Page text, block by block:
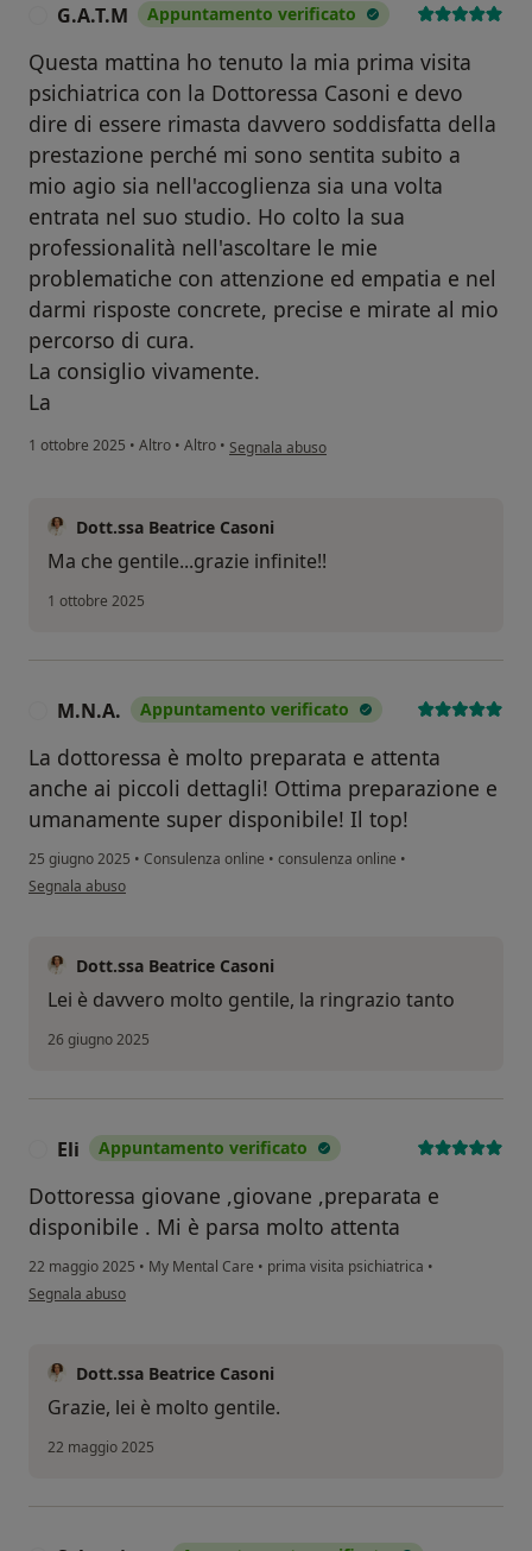
G.A.T.M Appuntamento verificato
Questa mattina ho tenuto la mia prima visita
psichiatrica con la Dottoressa Casoni e devo
dire di essere rimasta davvero soddisfatta della
prestazione perché mi sono sentita subito a
mio agio sia nell'accoglienza sia una volta
entrata nel suo studio. Ho colto la sua
professionalità nell'ascoltare le mie
problematiche con attenzione ed empatia e nel
darmi risposte concrete, precise e mirate al mio
percorso di cura.
La consiglio vivamente.
La
1 ottobre 2025 • Altro • Altro • secondo l'opinione dell'utente G.A.T.M
Segnala abuso
Dott.ssa Beatrice Casoni
Ma che gentile...grazie infinite!!
1 ottobre 2025
M.N.A. Appuntamento verificato
La dottoressa è molto preparata e attenta
anche ai piccoli dettagli! Ottima preparazione e
umanamente super disponibile! Il top!
25 giugno 2025 • Consulenza online • consulenza online •
secondo l'opinione dell'utente M.N.A.
Segnala abuso
Dott.ssa Beatrice Casoni
Lei è davvero molto gentile, la ringrazio tanto
26 giugno 2025
Eli Appuntamento verificato
Dottoressa giovane ,giovane ,preparata e
disponibile . Mi è parsa molto attenta
22 maggio 2025 • My Mental Care • prima visita psichiatrica •
secondo l'opinione dell'utente Eli
Segnala abuso
Dott.ssa Beatrice Casoni
Grazie, lei è molto gentile.
22 maggio 2025